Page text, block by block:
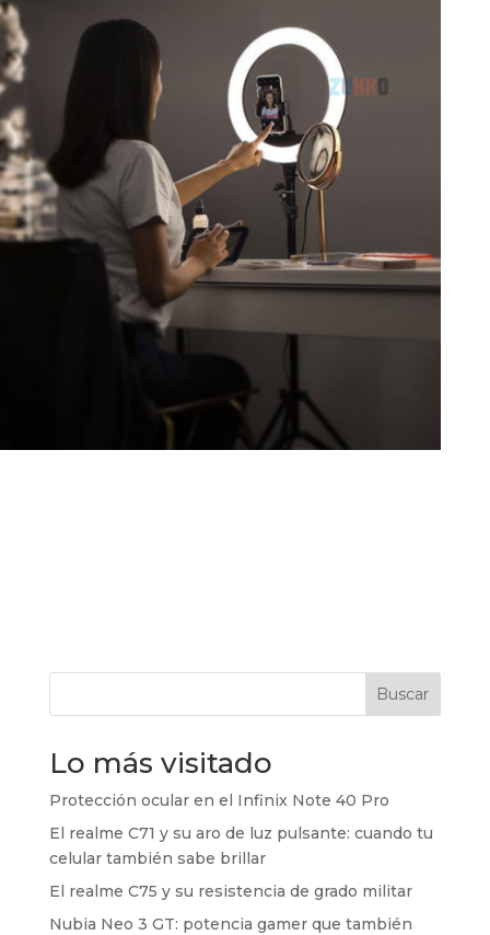
Buscar
Lo más visitado
Protección ocular en el Infinix Note 40 Pro
El realme C71 y su aro de luz pulsante: cuando tu
celular también sabe brillar
El realme C75 y su resistencia de grado militar
Nubia Neo 3 GT: potencia gamer que también